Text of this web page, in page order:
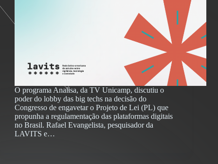
O programa Analisa, da TV Unicamp, discutiu o
poder do lobby das big techs na decisão do
Congresso de engavetar o Projeto de Lei (PL) que
propunha a regulamentação das plataformas digitais
no Brasil. Rafael Evangelista, pesquisador da
LAVITS e…